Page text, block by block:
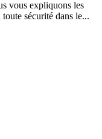
vous expliquons les
sécurité dans le...